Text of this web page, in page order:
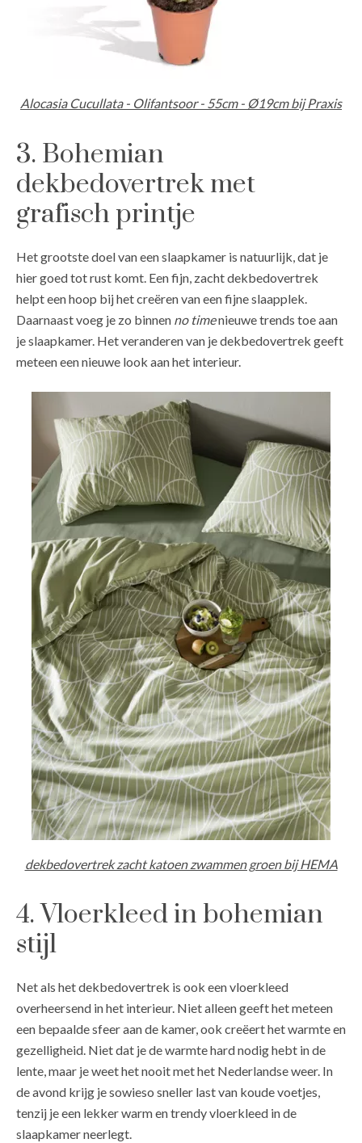
Alocasia Cucullata - Olifantsoor - 55cm - Ø19cm bij Praxis
3. Bohemian
dekbedovertrek met
grafisch printje
Het grootste doel van een slaapkamer is natuurlijk, dat je
hier goed tot rust komt. Een fijn, zacht dekbedovertrek
helpt een hoop bij het creëren van een fijne slaapplek.
Daarnaast voeg je zo binnen no timenieuwe trends toe aan
je slaapkamer. Het veranderen van je dekbedovertrek geeft
meteen een nieuwe look aan het interieur.
dekbedovertrek zacht katoen zwammen groen bij HEMA
4. Vloerkleed in bohemian
stijl
Net als het dekbedovertrek is ook een vloerkleed
overheersend in het interieur. Niet alleen geeft het meteen
een bepaalde sfeer aan de kamer, ook creëert het warmte en
gezelligheid. Niet dat je de warmte hard nodig hebt in de
lente, maar je weet het nooit met het Nederlandse weer. In
de avond krijg je sowieso sneller last van koude voetjes,
tenzij je een lekker warm en trendy vloerkleed in de
slaapkamer neerlegt.